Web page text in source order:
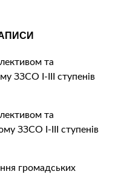
та
ЗЗСО І-ІІІ ступенів
та
ЗЗСО І-ІІІ ступенів
громадських